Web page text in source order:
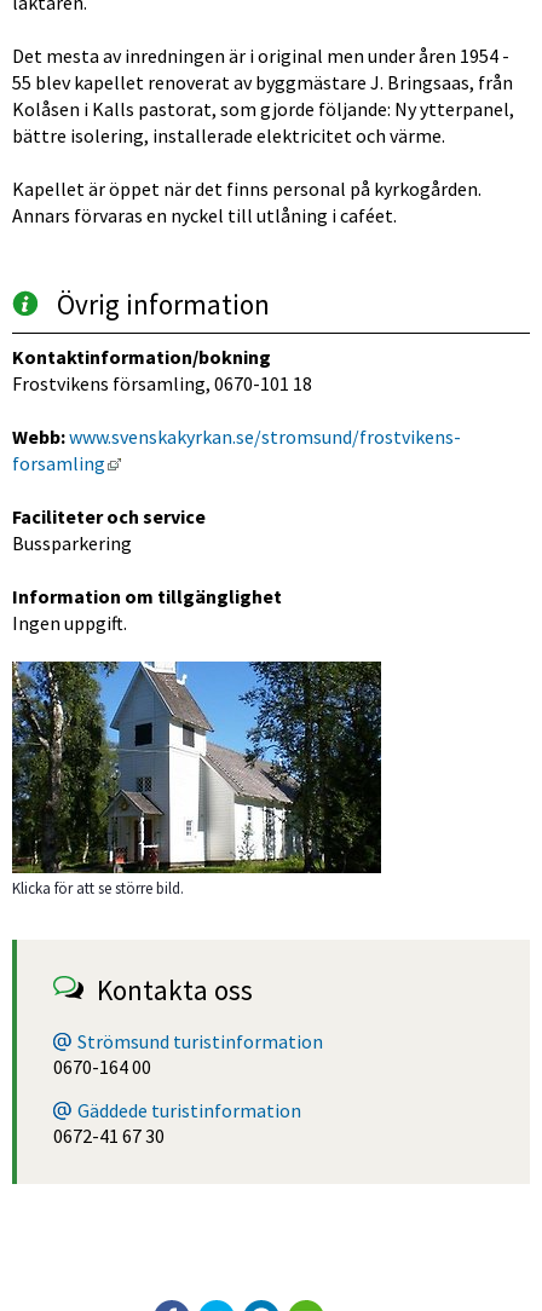
Det mesta av inredningen är i original men under åren 1954 -
55 blev kapellet renoverat av byggmästare J. Bringsaas, från
Kolåsen i Kalls pastorat, som gjorde följande: Ny ytterpanel,
bättre isolering, installerade elektricitet och värme.
Kapellet är öppet när det finns personal på kyrkogården.
Annars förvaras en nyckel till utlåning i caféet.
Övrig information
Kontaktinformation/bokning
Frostvikens församling, 0670-101 18
Webb:www.svenskakyrkan.se/stromsund/frostvikens-
forsamling
Länk till annan webbplats, öppnas i nytt fönster.
Faciliteter och service
Bussparkering
Information om tillgänglighet
Ingen uppgift.
Förstora bilden
Klicka för att se större bild.
Kontakta oss
Strömsund turistinformation
0670-164 00
Gäddede turistinformation
0672-41 67 30